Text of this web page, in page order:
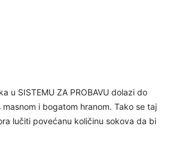
u SISTEMU ZA PROBAVU dolazi do
i bogatom hranom. Tako se taj
lučiti povećanu količinu sokova da bi